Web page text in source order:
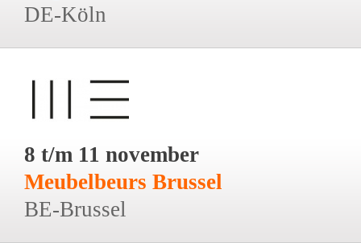
DE-Köln
8 t/m 11 november
Meubelbeurs Brussel
BE-Brussel